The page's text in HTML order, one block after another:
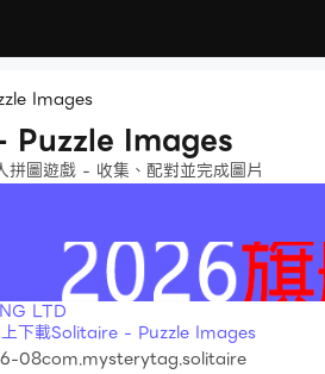
Images
Images
拼圖遊戲 - 收集、配對並完成圖片
LTD
上下載Solitaire - Puzzle Images
08com.mysterytag.solitaire